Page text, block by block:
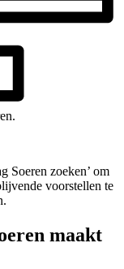
Soeren zoeken’ om
voorstellen te
maakt